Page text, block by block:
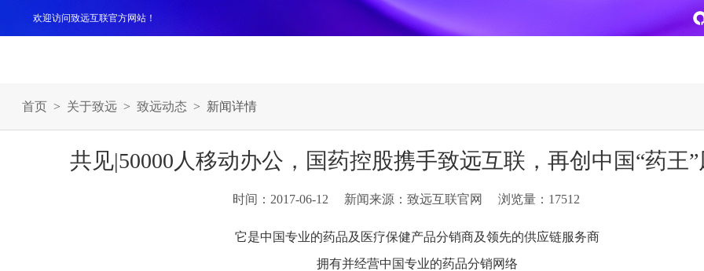
欢迎访问致远互联官方网站！
新一代AI智能体家族
CoMi Builder CoMi APP
协同运营与业务创新深度融合
央国企一体化 文事会一体化
首页 > 关于致远 > 致远动态 > 新闻详情
共见|50000人移动办公，国药控股携手致远互联，再创中国“药王”
时间：2017-06-12 新闻来源：致远互联官网 浏览量：17512
它是中国专业的药品及医疗保健产品分销商及领先的供应链服务商
拥有并经营中国专业的药品分销网络